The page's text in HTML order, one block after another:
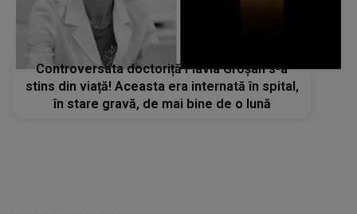
Controversata doctoriță Flavia Groșan s-a
stins din viață! Aceasta era internată în spital,
în stare gravă, de mai bine de o lună